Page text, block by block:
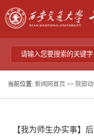
当前位置: 新闻网首页 >> 院部
【我为师生办实事】